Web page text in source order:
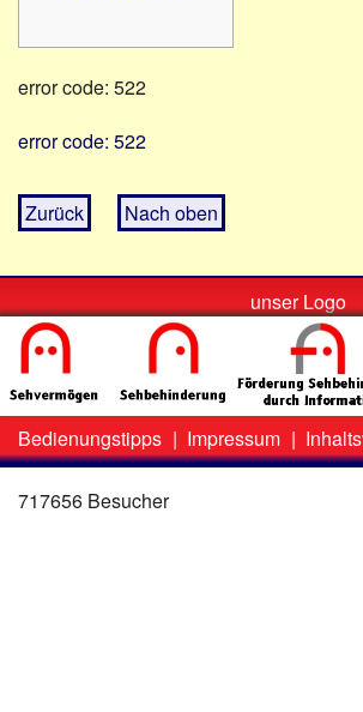
error code: 522
error code: 522
Zurück Nach oben
unser Logo
Zweit-
Menü
Bedienungstipps | Impressum |
717656 Besucher